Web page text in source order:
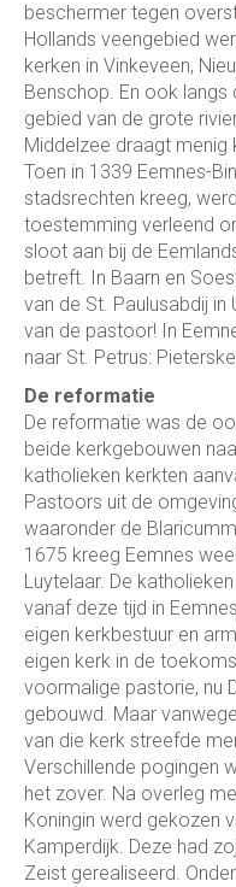
beschermer tegen
Hollands veengebied
kerken in Vinkeveen,
Benschop. En ook
gebied van de grote
Middelzee draagt menig
Toen in 1339 Eemnes-
stadsrechten kreeg,
toestemming verleend
sloot aan bij de
betreft. In Baarn en
van de St. Paulusabdij
van de pastoor! In
naar St. Petrus:
De reformatie
De reformatie was de
beide kerkgebouwen
katholieken kerkten
Pastoors uit de
waaronder de
1675 kreeg Eemnes
Luytelaar. De
vanaf deze tijd in
eigen kerkbestuur en
eigen kerk in de
voormalige pastorie, nu
gebouwd. Maar
van die kerk streefde
Verschillende pogingen
het zover. Na overleg
Koningin werd gekozen
Kamperdijk. Deze had
Zeist gerealiseerd.